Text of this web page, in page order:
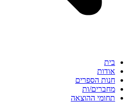
בית
אודות
חנות הספרים
מחברים/ות
תחומי ההוצאה